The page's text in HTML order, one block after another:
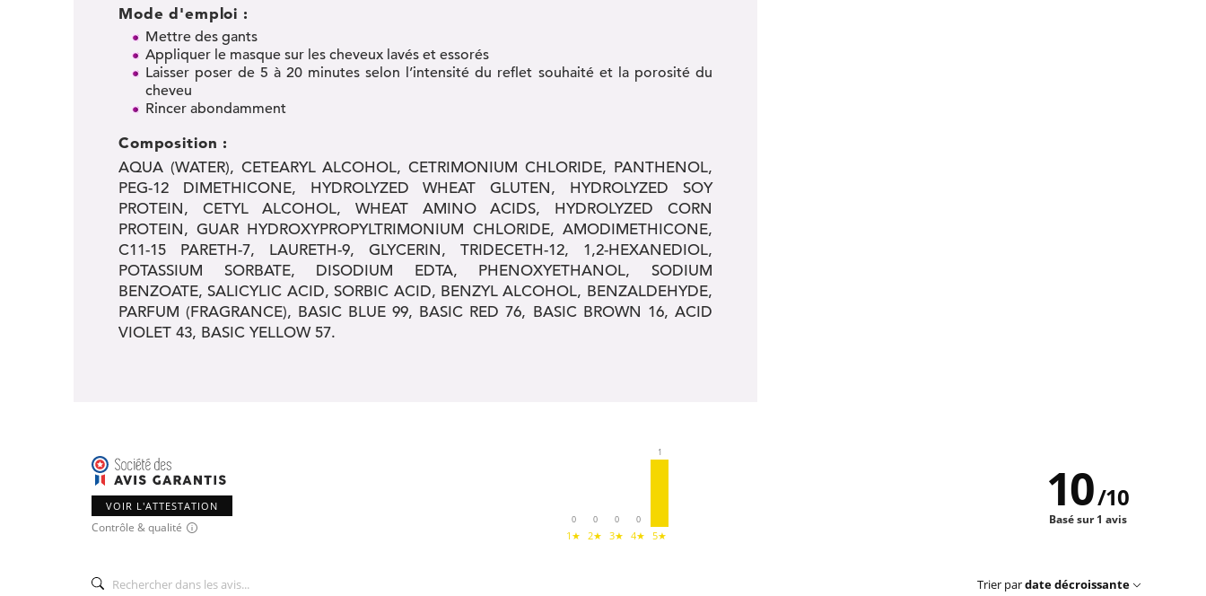
Mode d'emploi :
Mettre des gants
Appliquer le masque sur les cheveux lavés et essorés
Laisser poser de 5 à 20 minutes selon l’intensité du reflet souhaité et la porosité du
cheveu
Rincer abondamment
Composition :
AQUA (WATER), CETEARYL ALCOHOL, CETRIMONIUM CHLORIDE, PANTHENOL,
PEG-12 DIMETHICONE, HYDROLYZED WHEAT GLUTEN, HYDROLYZED SOY
PROTEIN, CETYL ALCOHOL, WHEAT AMINO ACIDS, HYDROLYZED CORN
PROTEIN, GUAR HYDROXYPROPYLTRIMONIUM CHLORIDE, AMODIMETHICONE,
C11-15 PARETH-7, LAURETH-9, GLYCERIN, TRIDECETH-12, 1,2-HEXANEDIOL,
POTASSIUM SORBATE, DISODIUM EDTA, PHENOXYETHANOL, SODIUM
BENZOATE, SALICYLIC ACID, SORBIC ACID, BENZYL ALCOHOL, BENZALDEHYDE,
PARFUM (FRAGRANCE), BASIC BLUE 99, BASIC RED 76, BASIC BROWN 16, ACID
VIOLET 43, BASIC YELLOW 57.
VOIR L'ATTESTATION
Contrôle & qualité
0
1★
0
2★
0
3★
0
4★
1
5★
10/10
Basé sur 1 avis
Trier pardate décroissante